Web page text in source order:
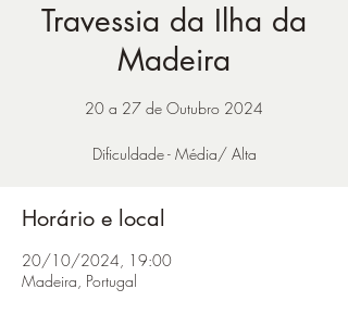
Travessia da Ilha da
Madeira
20 a 27 de Outubro 2024
Dificuldade - Média/ Alta
Horário e local
20/10/2024, 19:00
Madeira, Portugal